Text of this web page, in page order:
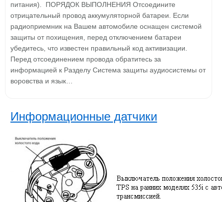
питания). ПОРЯДОК ВЫПОЛНЕНИЯ Отсоедините
отрицательный провод аккумуляторной батареи. Если
радиоприемник на Вашем автомобиле оснащен системой
защиты от похищения, перед отключением батареи
убедитесь, что известен правильный код активизации.
Перед отсоединением провода обратитесь за
информацией к Разделу Система защиты аудиосистемы от
воровства и язык…
Информационные датчики